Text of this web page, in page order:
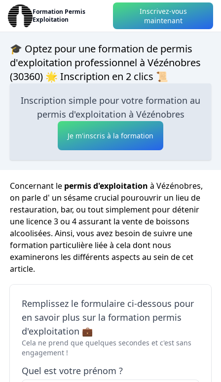
Formation Permis
Exploitation
Inscrivez-vous
maintenant
🎓 Optez pour une formation de permis
d'exploitation professionnel à Vézénobres
(30360) 🌟 Inscription en 2 clics 📜
Inscription simple pour votre formation au
permis d'exploitation à Vézénobres
Je m'inscris à la formation
Concernant le permis d'exploitation à Vézénobres,
on parle d' un sésame crucial pourouvrir un lieu de
restauration, bar, ou tout simplement pour détenir
une licence 3 ou 4 assurant la vente de boissons
alcoolisées. Ainsi, vous avez besoin de suivre une
formation particulière liée à cela dont nous
examinerons les différents aspects au sein de cet
article.
Remplissez le formulaire ci-dessous pour
en savoir plus sur la formation permis
d'exploitation 💼
Cela ne prend que quelques secondes et c'est sans
engagement !
Quel est votre prénom ?